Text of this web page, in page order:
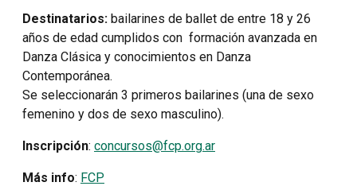
Destinatarios: bailarines de ballet de entre 18 y 26
años de edad cumplidos con formación avanzada en
Danza Clásica y conocimientos en Danza
Contemporánea.
Se seleccionarán 3 primeros bailarines (una de sexo
femenino y dos de sexo masculino).
Inscripción: concursos@fcp.org.ar
Más info: FCP